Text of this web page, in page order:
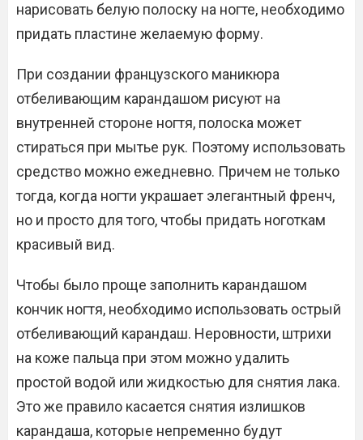
нарисовать белую полоску на ногте, необходимо
придать пластине желаемую форму.
При создании французского маникюра
отбеливающим карандашом рисуют на
внутренней стороне ногтя, полоска может
стираться при мытье рук. Поэтому использовать
средство можно ежедневно. Причем не только
тогда, когда ногти украшает элегантный френч,
но и просто для того, чтобы придать ноготкам
красивый вид.
Чтобы было проще заполнить карандашом
кончик ногтя, необходимо использовать острый
отбеливающий карандаш. Неровности, штрихи
на коже пальца при этом можно удалить
простой водой или жидкостью для снятия лака.
Это же правило касается снятия излишков
карандаша, которые непременно будут